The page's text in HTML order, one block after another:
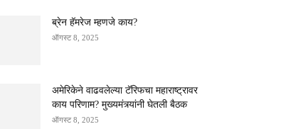
ब्रेन हॅमरेज म्हणजे काय?
ऑगस्ट 8, 2025
अमेरिकेने वाढवलेल्या टॅरिफचा महाराष्ट्रावर
काय परिणाम? मुख्यमंत्र्यांनी घेतली बैठक
ऑगस्ट 8, 2025